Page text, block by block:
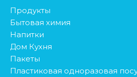
Продукты
Бытовая химия
Напитки
Дом Кухня
Пакеты
Пластиковая одноразовая